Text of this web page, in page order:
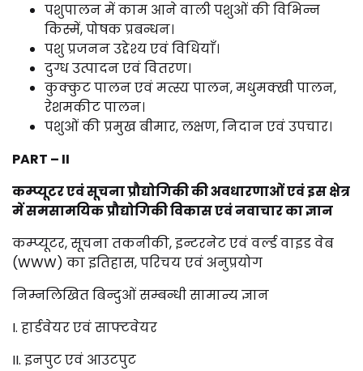
पशुपालन में काम आने वाली पशुओं की विभिन्न
किस्में, पोषक प्रबन्धन।
पशु प्रजनन उद्देश्य एवं विधियाँ।
दुग्ध उत्पादन एवं वितरण।
कुक्कुट पालन एवं मत्स्य पालन, मधुमक्खी पालन,
रेशमकीट पालन।
पशुओं की प्रमुख बीमार, लक्षण, निदान एवं उपचार।
PART – II
कम्प्यूटर एवं सूचना प्रौद्योगिकी की अवधारणाओं एवं इस क्षेत्र
में समसामयिक प्रौद्योगिकी विकास एवं नवाचार का ज्ञान
कम्प्यूटर, सूचना तकनीकी, इन्टरनेट एवं वर्ल्ड वाइड वेब
(WWW) का इतिहास, परिचय एवं अनुप्रयोग
निम्नलिखित बिन्दुओं सम्बन्धी सामान्य ज्ञान
I. हार्डवेयर एवं साफ्टवेयर
II. इनपुट एवं आउटपुट